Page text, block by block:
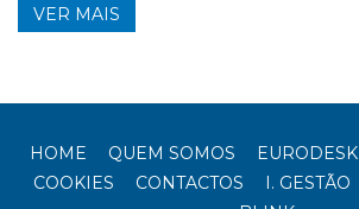
VER MAIS
HOME QUEM SOMOS EURODESK
COOKIES
CONTACTOS I. GESTÃO